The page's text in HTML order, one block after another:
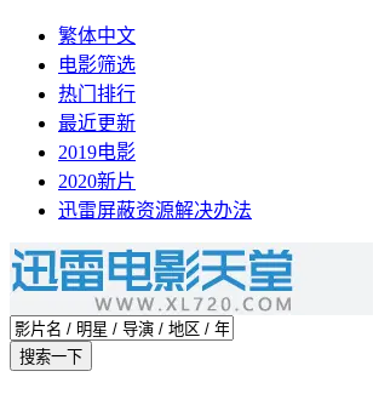
繁体中文
电影筛选
热门排行
最近更新
2019电影
2020新片
迅雷屏蔽资源解决办法